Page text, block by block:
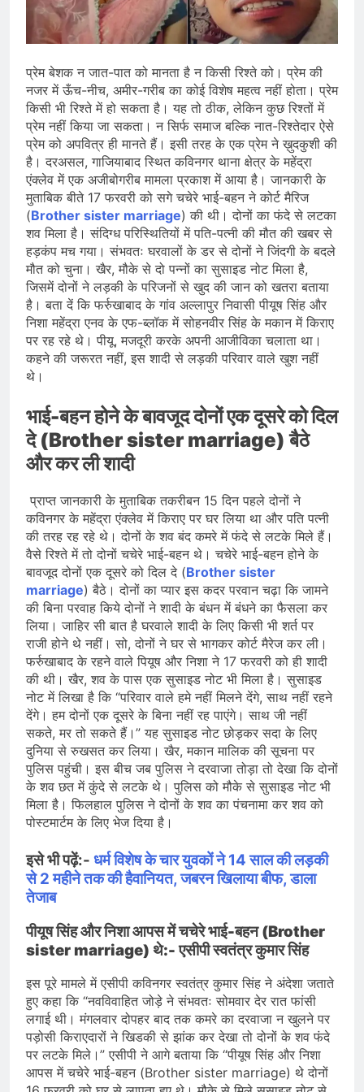
जारी किया, दिल्ली-NCR समेत कई क्षेत्रों में
जलभराव और बाढ़ की आशंका
August 6, 2026
जंतर-मंतर पुलिस कार्रवाई पर संसद में विपक्ष
August 6, 2026
राष्ट्रीय हथकरघा दिवस की तैयारियाँ तेज़,
देशभर में बुनकरों और हस्तशिल्प प्रदर्शनियों का
होगा आयोजन
August 5, 2026
प्रेम बेशक न जात-पात को मानता है न किसी रिश्ते को। प्रेम की
नजर में ऊँच-नीच, अमीर-गरीब का कोई विशेष महत्व नहीं होता। प्रेम
किसी भी रिश्ते में हो सकता है। यह तो ठीक, लेकिन कुछ रिश्तों में
प्रेम नहीं किया जा सकता। न सिर्फ समाज बल्कि नात-रिश्तेदार ऐसे
प्रेम को अपवित्र ही मानते हैं। इसी तरह के एक प्रेम ने ख़ुदकुशी की
है। दरअसल, गाजियाबाद स्थित कविनगर थाना क्षेत्र के महेंद्रा
एंक्लेव में एक अजीबोगरीब मामला प्रकाश में आया है। जानकारी के
मुताबिक बीते 17 फरवरी को सगे चचेरे भाई-बहन ने कोर्ट मैरिज
(Brother sister marriage) की थी। दोनों का फंदे से लटका
शव मिला है। संदिग्ध परिस्थितियों में पति-पत्नी की मौत की खबर से
हड़कंप मच गया। संभवतः घरवालों के डर से दोनों ने जिंदगी के बदले
मौत को चुना। खैर, मौके से दो पन्नों का सुसाइड नोट मिला है,
जिसमें दोनों ने लड़की के परिजनों से खुद की जान को खतरा बताया
है। बता दें कि फर्रुखाबाद के गांव अल्लापुर निवासी पीयूष सिंह और
निशा महेंद्रा एनव के एफ-ब्लॉक में सोहनवीर सिंह के मकान में किराए
पर रह रहे थे। पीयू, मजदूरी करके अपनी आजीविका चलाता था।
कहने की जरूरत नहीं, इस शादी से लड़की परिवार वाले खुश नहीं
थे।
भाई-बहन होने के बावजूद दोनों एक दूसरे को दिल
दे (Brother sister marriage) बैठे
और कर ली शादी
प्राप्त जानकारी के मुताबिक तकरीबन 15 दिन पहले दोनों ने
कविनगर के महेंद्रा एंक्लेव में किराए पर घर लिया था और पति पत्नी
की तरह रह रहे थे। दोनों के शव बंद कमरे में फंदे से लटके मिले हैं।
वैसे रिश्ते में तो दोनों चचेरे भाई-बहन थे। चचेरे भाई-बहन होने के
बावजूद दोनों एक दूसरे को दिल दे (Brother sister
marriage) बैठे। दोनों का प्यार इस कदर परवान चढ़ा कि जामने
की बिना परवाह किये दोनों ने शादी के बंधन में बंधने का फैसला कर
लिया। जाहिर सी बात है घरवाले शादी के लिए किसी भी शर्त पर
राजी होने थे नहीं। सो, दोनों ने घर से भागकर कोर्ट मैरेज कर ली।
फर्रुखाबाद के रहने वाले पियूष और निशा ने 17 फरवरी को ही शादी
की थी। खैर, शव के पास एक सुसाइड नोट भी मिला है। सुसाइड
नोट में लिखा है कि “परिवार वाले हमे नहीं मिलने देंगे, साथ नहीं रहने
देंगे। हम दोनों एक दूसरे के बिना नहीं रह पाएंगे। साथ जी नहीं
सकते, मर तो सकते हैं।” यह सुसाइड नोट छोड़कर सदा के लिए
दुनिया से रुखसत कर लिया। खैर, मकान मालिक की सूचना पर
पुलिस पहुंची। इस बीच जब पुलिस ने दरवाजा तोड़ा तो देखा कि दोनों
के शव छत में कुंदे से लटके थे। पुलिस को मौके से सुसाइड नोट भी
मिला है। फिलहाल पुलिस ने दोनों के शव का पंचनामा कर शव को
पोस्टमार्टम के लिए भेज दिया है।
इसे भी पढ़ें:- धर्म विशेष के चार युवकों ने 14 साल की लड़की
से 2 महीने तक की हैवानियत, जबरन खिलाया बीफ, डाला
तेजाब
पीयूष सिंह और निशा आपस में चचेरे भाई-बहन (Brother
sister marriage) थे:- एसीपी स्वतंत्र कुमार सिंह
इस पूरे मामले में एसीपी कविनगर स्वतंत्र कुमार सिंह ने अंदेशा जताते
हुए कहा कि “नवविवाहित जोड़े ने संभवतः सोमवार देर रात फांसी
लगाई थी। मंगलवार दोपहर बाद तक कमरे का दरवाजा न खुलने पर
पड़ोसी किराएदारों ने खिडकी से झांक कर देखा तो दोनों के शव फंदे
पर लटके मिले।” एसीपी ने आगे बताया कि “पीयूष सिंह और निशा
आपस में चचेरे भाई-बहन (Brother sister marriage) थे दोनों